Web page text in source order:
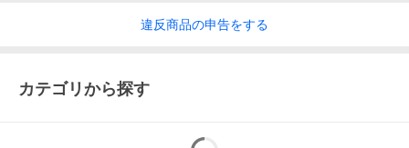
違反商品の申告をする
カテゴリから探す